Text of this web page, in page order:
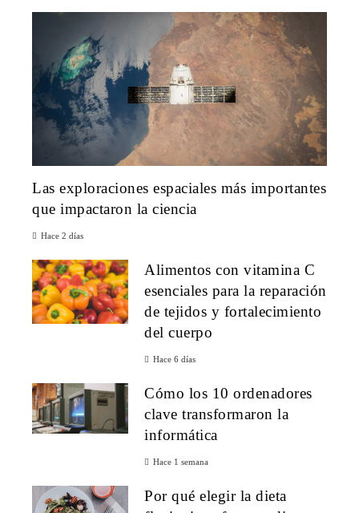
Las exploraciones espaciales más importantes
que impactaron la ciencia
Hace 2 días
Alimentos con vitamina C
esenciales para la reparación
de tejidos y fortalecimiento
del cuerpo
Hace 6 días
Cómo los 10 ordenadores
clave transformaron la
informática
Hace 1 semana
Por qué elegir la dieta